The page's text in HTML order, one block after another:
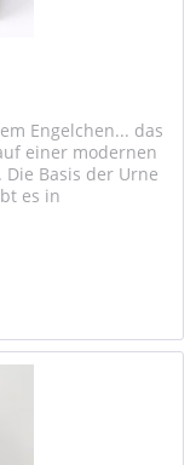
Engelchen... das
einer modernen
Basis der Urne
es in